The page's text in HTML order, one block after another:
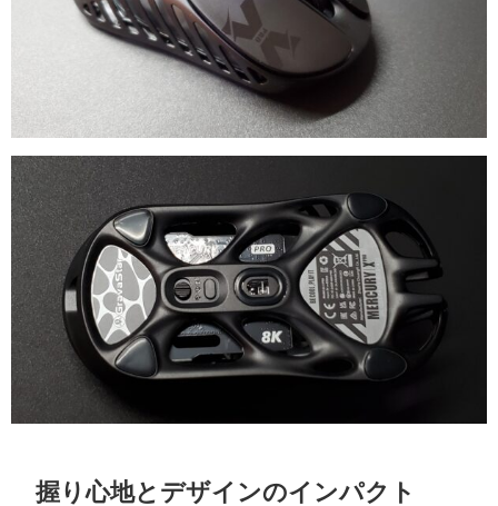
握り心地とデザインのインパクト